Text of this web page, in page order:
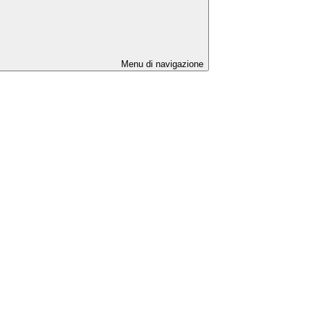
Menu di navigazione